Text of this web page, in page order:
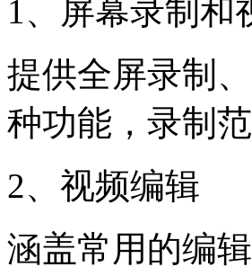
1、屏幕录制和
提供全屏录制
种功能，录制
2、视频编辑
涵盖常用的编